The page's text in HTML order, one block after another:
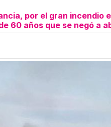
por el gran incendio
60 años que se negó a